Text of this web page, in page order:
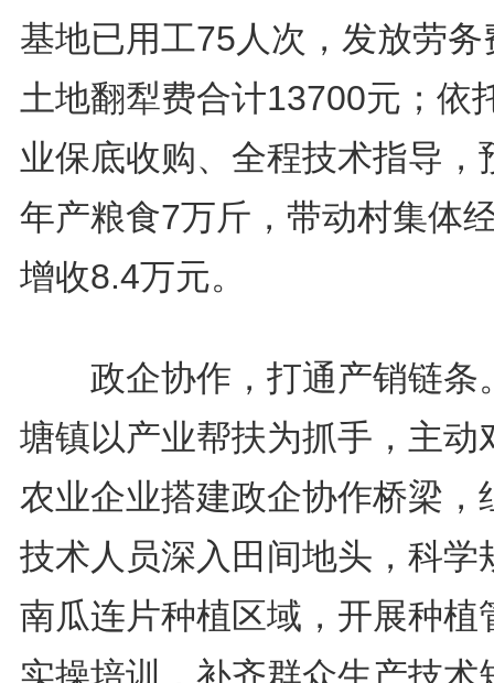
基地已用工75人次，发放劳务
土地翻犁费合计13700元；依
业保底收购、全程技术指导，
年产粮食7万斤，带动村集体
增收8.4万元。
政企协作，打通产销链条
塘镇以产业帮扶为抓手，主动
农业企业搭建政企协作桥梁，
技术人员深入田间地头，科学
南瓜连片种植区域，开展种植